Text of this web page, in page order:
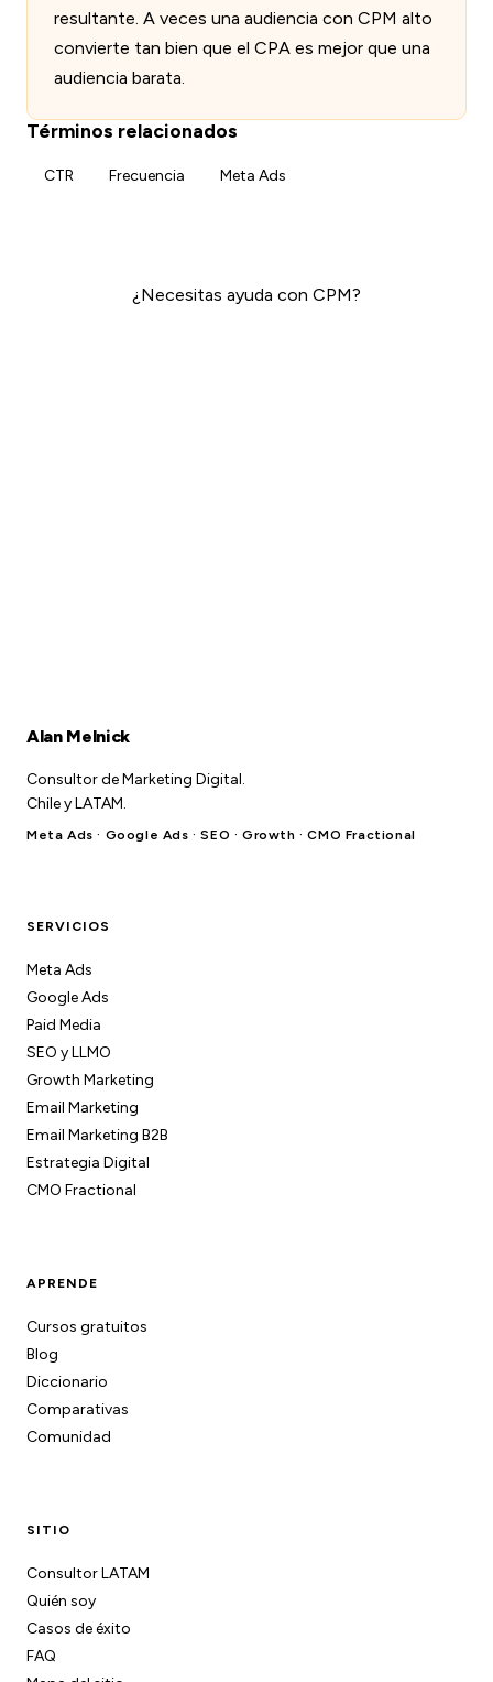
resultante. A veces una audiencia con CPM alto
convierte tan bien que el CPA es mejor que una
audiencia barata.
Términos relacionados
CTR Frecuencia Meta Ads
¿Necesitas ayuda con CPM?
Alan Melnick
Consultor de Marketing Digital.
Chile y LATAM.
Meta Ads · Google Ads · SEO · Growth · CMO Fractional
SERVICIOS
Meta Ads
Google Ads
Paid Media
SEO y LLMO
Growth Marketing
Email Marketing
Email Marketing B2B
Estrategia Digital
CMO Fractional
APRENDE
Cursos gratuitos
Blog
Diccionario
Comparativas
Comunidad
SITIO
Consultor LATAM
Quién soy
Casos de éxito
FAQ